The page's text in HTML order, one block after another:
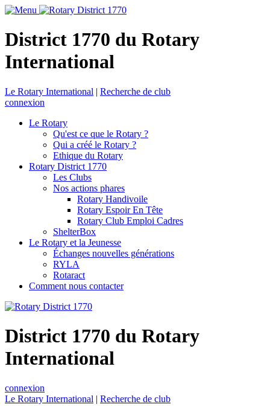
District 1770 du Rotary
International
Le Rotary International | Recherche de club
connexion
Le Rotary
Qu'est ce que le Rotary ?
Qui a créé le Rotary ?
Ethique du Rotary
Rotary District 1770
Les Clubs
Nos actions phares
Rotary Handivoile
Rotary Espoir En Tête
Rotary Club Emploi Cadres
ShelterBox
Le Rotary et la Jeunesse
Échanges nouvelles générations
RYLA
Rotaract
Comment nous contacter
District 1770 du Rotary
International
connexion
Le Rotary International | Recherche de club